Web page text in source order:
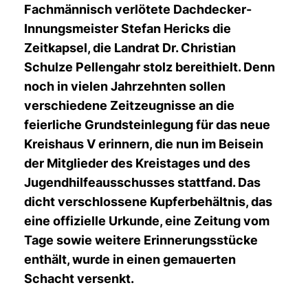
Fachmännisch verlötete Dachdecker-
Innungsmeister Stefan Hericks die
Zeitkapsel, die Landrat Dr. Christian
Schulze Pellengahr stolz bereithielt. Denn
noch in vielen Jahrzehnten sollen
verschiedene Zeitzeugnisse an die
feierliche Grundsteinlegung für das neue
Kreishaus V erinnern, die nun im Beisein
der Mitglieder des Kreistages und des
Jugendhilfeausschusses stattfand. Das
dicht verschlossene Kupferbehältnis, das
eine offizielle Urkunde, eine Zeitung vom
Tage sowie weitere Erinnerungsstücke
enthält, wurde in einen gemauerten
Schacht versenkt.